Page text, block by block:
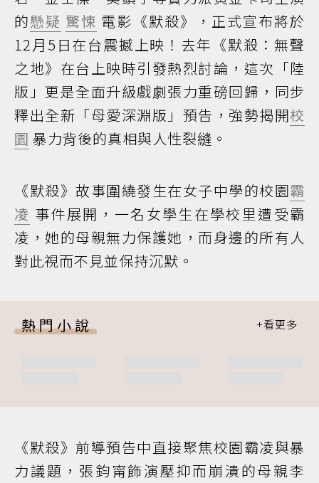
的懸疑 驚悚 電影《默殺》，正式宣布將於
12月5日在台震撼上映！去年《默殺：無聲
之地》在台上映時引發熱烈討論，這次「陸
版」更是全面升級戲劇張力重磅回歸，同步
釋出全新「母愛深淵版」預告，強勢揭開校
園 暴力背後的真相與人性裂縫。
《默殺》故事圍繞發生在女子中學的校園霸
凌 事件展開，一名女學生在學校里遭受霸
凌，她的母親無力保護她，而身邊的所有人
對此視而不見並保持沉默。
熱門小說
《默殺》前導預告中直接聚焦校園霸凌與暴
力議題，張鈞甯飾演壓抑而崩潰的母親李